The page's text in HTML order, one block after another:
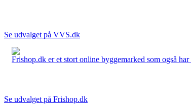
Se udvalget på VVS.dk
Frishop.dk er et stort online byggemarked som også
Se udvalget på Frishop.dk